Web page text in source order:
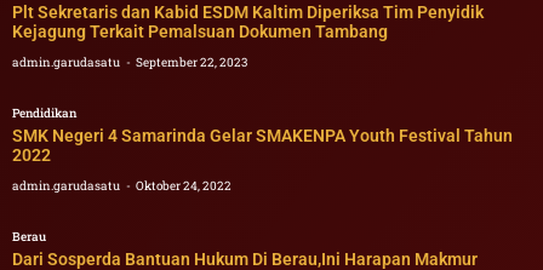
Plt Sekretaris dan Kabid ESDM Kaltim Diperiksa Tim Penyidik
Kejagung Terkait Pemalsuan Dokumen Tambang
admin.garudasatu September 22, 2023
Pendidikan
SMK Negeri 4 Samarinda Gelar SMAKENPA Youth Festival Tahun
2022
admin.garudasatu Oktober 24, 2022
Berau
Dari Sosperda Bantuan Hukum Di Berau,Ini Harapan Makmur